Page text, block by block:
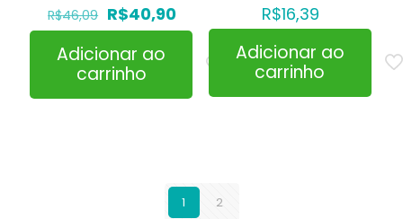
R$46,09 O
preço
original
era:
R$46,09.
R$40,90O
preço
Adicionar ao
carrinho
R$16,39
Adicionar ao
carrinho
1 2